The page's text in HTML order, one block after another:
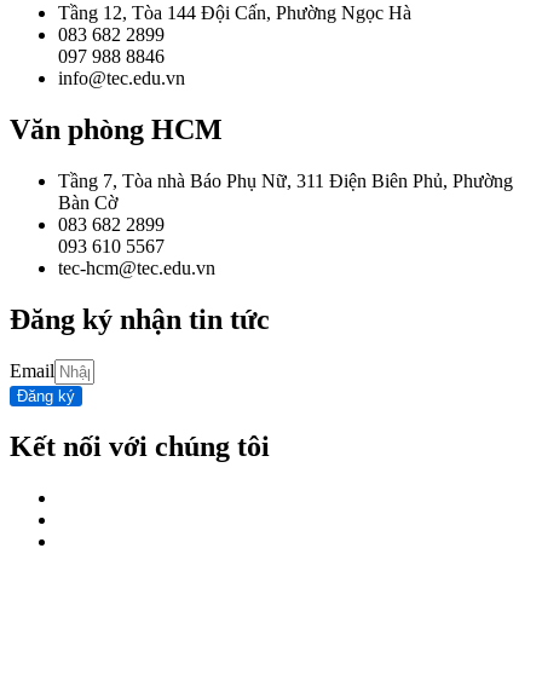
Tầng 12, Tòa 144 Đội Cấn, Phường Ngọc Hà
083 682 2899
097 988 8846
info@tec.edu.vn
Văn phòng HCM
Tầng 7, Tòa nhà Báo Phụ Nữ, 311 Điện Biên Phủ, Phường
Bàn Cờ
083 682 2899
093 610 5567
tec-hcm@tec.edu.vn
Đăng ký nhận tin tức
Email
Đăng ký
Kết nối với chúng tôi